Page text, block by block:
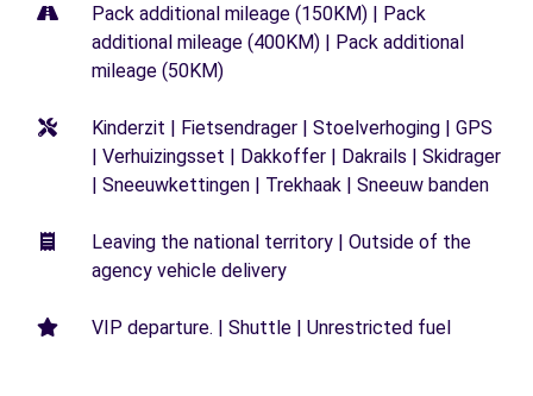
Pack additional mileage (150KM) | Pack
additional mileage (400KM) | Pack additional
mileage (50KM)
Kinderzit | Fietsendrager | Stoelverhoging | GPS
| Verhuizingsset | Dakkoffer | Dakrails | Skidrager
| Sneeuwkettingen | Trekhaak | Sneeuw banden
Leaving the national territory | Outside of the
agency vehicle delivery
VIP departure. | Shuttle | Unrestricted fuel